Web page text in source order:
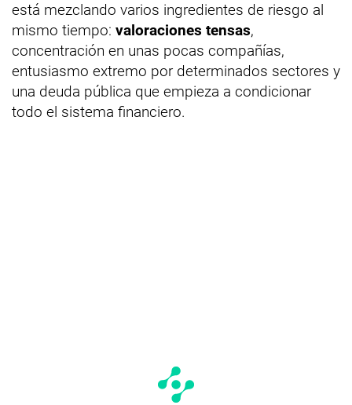
está mezclando varios ingredientes de riesgo al
mismo tiempo: valoraciones tensas,
concentración en unas pocas compañías,
entusiasmo extremo por determinados sectores y
una deuda pública que empieza a condicionar
todo el sistema financiero.